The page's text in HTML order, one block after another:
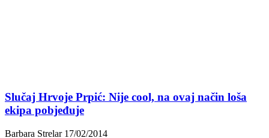
Slučaj Hrvoje Prpić: Nije cool, na ovaj način loša
ekipa pobjeđuje
Barbara Strelar 17/02/2014